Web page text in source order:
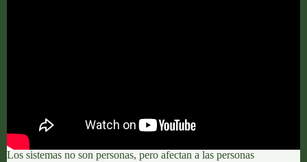
Los sistemas no son personas, pero afectan a las personas